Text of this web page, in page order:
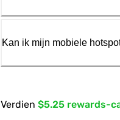
Kan ik mijn mobiele
Verdien $5.25 rewards-